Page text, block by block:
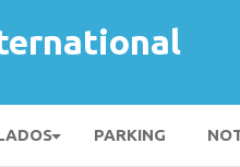
PARKING